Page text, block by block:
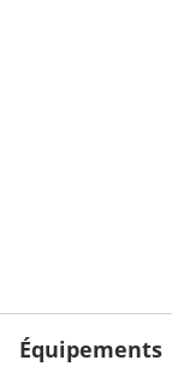
Équipements